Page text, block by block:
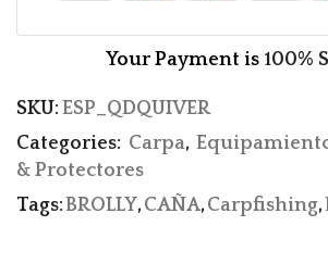
Your Payment is 100%
SKU: ESP_QDQUIVER
Categories: Carpa,
& Protectores
Tags:BROLLY,CAÑA,Carpfishing,